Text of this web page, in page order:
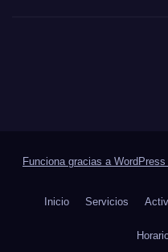
Funciona gracias a WordPress
Inicio Servicios